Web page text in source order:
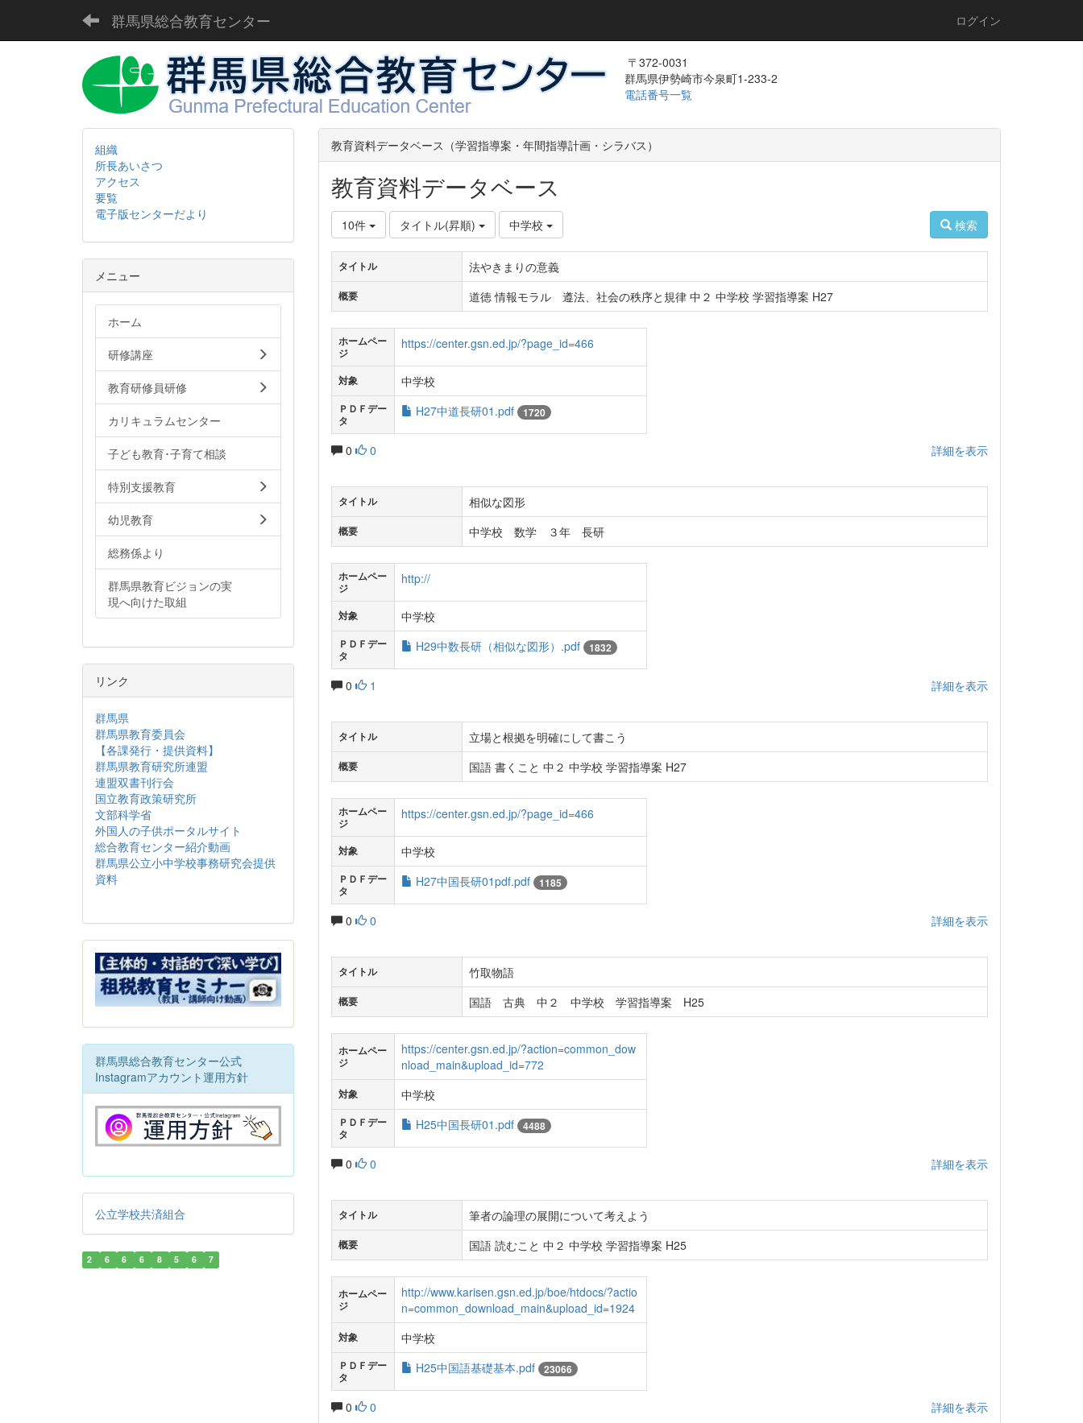
群馬県総合教育センター ログイン
〒372-0031
群馬県伊勢崎市今泉町1-233-2
電話番号一覧
教育資料データベース（学習指導案・年間指導計画・シラバス）
教育資料データベース
10件 タイトル(昇順) 中学校 検索
タイトル 法やきまりの意義
概要 道徳 情報モラル 遵法、社会の秩序と規律 中２ 中学校 学習指導案 H27
ホームペー
ジ
https://center.gsn.ed.jp/?page_id=466
対象 中学校
ＰＤＦデー
タ
H27中道長研01.pdf 1720
0 0 詳細を表示
タイトル 相似な図形
概要 中学校 数学 ３年 長研
ホームペー
ジ
http://
対象 中学校
ＰＤＦデー
タ
H29中数長研（相似な図形）.pdf 1832
0 1 詳細を表示
タイトル 立場と根拠を明確にして書こう
概要 国語 書くこと 中２ 中学校 学習指導案 H27
ホームペー
ジ
https://center.gsn.ed.jp/?page_id=466
対象 中学校
ＰＤＦデー
タ
H27中国長研01pdf.pdf 1185
0 0 詳細を表示
タイトル 竹取物語
概要 国語 古典 中２ 中学校 学習指導案 H25
ホームペー
ジ
https://center.gsn.ed.jp/?action=common_dow
nload_main&upload_id=772
対象 中学校
ＰＤＦデー
タ
H25中国長研01.pdf 4488
0 0 詳細を表示
タイトル 筆者の論理の展開について考えよう
概要 国語 読むこと 中２ 中学校 学習指導案 H25
ホームペー
ジ
http://www.karisen.gsn.ed.jp/boe/htdocs/?actio
n=common_download_main&upload_id=1924
対象 中学校
ＰＤＦデー
タ
H25中国語基礎基本.pdf 23066
0 0 詳細を表示
組織
所長あいさつ
アクセス
要覧
電子版センターだより
メニュー
ホーム
研修講座
教育研修員研修
カリキュラムセンター
子ども教育･子育て相談
特別支援教育
幼児教育
総務係より
群馬県教育ビジョンの実
現へ向けた取組
リンク
群馬県
群馬県教育委員会
【各課発行・提供資料】
群馬県教育研究所連盟
連盟双書刊行会
国立教育政策研究所
文部科学省
外国人の子供ポータルサイト
総合教育センター紹介動画
群馬県公立小中学校事務研究会提供
資料
群馬県総合教育センター公式
Instagramアカウント運用方針
公立学校共済組合
2 6 6 6 8 5 6 7